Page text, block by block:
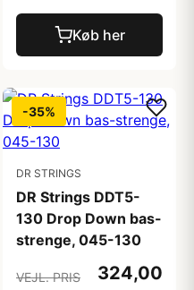
Køb her
-35%
DR STRINGS
DR Strings DDT5-
130 Drop Down bas-
strenge, 045-130
VEJL. PRIS
324,00